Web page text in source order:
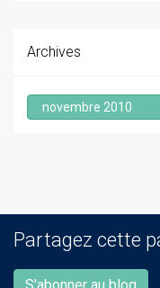
Archives
Archives
Partagez cette